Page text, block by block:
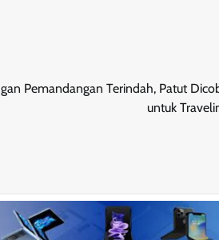
Pemandangan Terindah, Patut
untuk